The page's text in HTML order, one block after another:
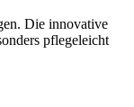
Die innovative
pflegeleicht